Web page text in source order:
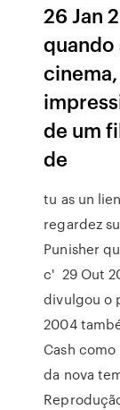
26 Jan
quando
de um
de
tu as un
regardez
Punisher
c' 29 Out
divulgou o
2004
Cash
da nova